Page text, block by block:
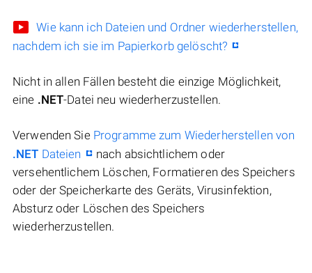
Wie kann ich Dateien und Ordner wiederherstellen,
nachdem ich sie im Papierkorb gelöscht?
Nicht in allen Fällen besteht die einzige Möglichkeit,
eine .NET-Datei neu wiederherzustellen.
Verwenden Sie Programme zum Wiederherstellen von
.NET Dateien
nach absichtlichem oder
versehentlichem Löschen, Formatieren des Speichers
oder der Speicherkarte des Geräts, Virusinfektion,
Absturz oder Löschen des Speichers
wiederherzustellen.